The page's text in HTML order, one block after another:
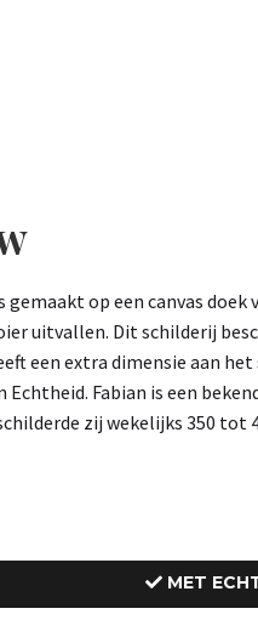
gemaakt op een canvas
uitvallen. Dit schilderij
een extra dimensie aan
Fabian is een
zij wekelijks 350
MET